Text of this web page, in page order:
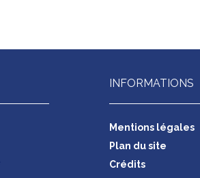
INFORMATIONS
Mentions légales
Plan du site
Crédits